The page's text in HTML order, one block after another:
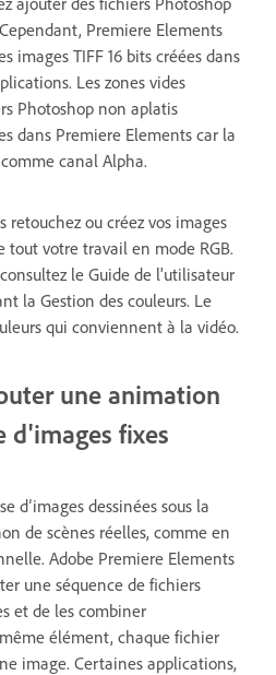
Premiere Elements
images TIFF 16 bits créées dans
Les zones vides
Photoshop non aplatis
dans Premiere Elements car la
canal Alpha.
retouchez ou créez vos images
tout votre travail en mode RGB.
le Guide de l'utilisateur
la Gestion des couleurs. Le
qui conviennent à la vidéo.
une animation
d'images fixes
d’images dessinées sous la
de scènes réelles, comme en
Adobe Premiere Elements
une séquence de fichiers
et de les combiner
élément, chaque fichier
image. Certaines applications,